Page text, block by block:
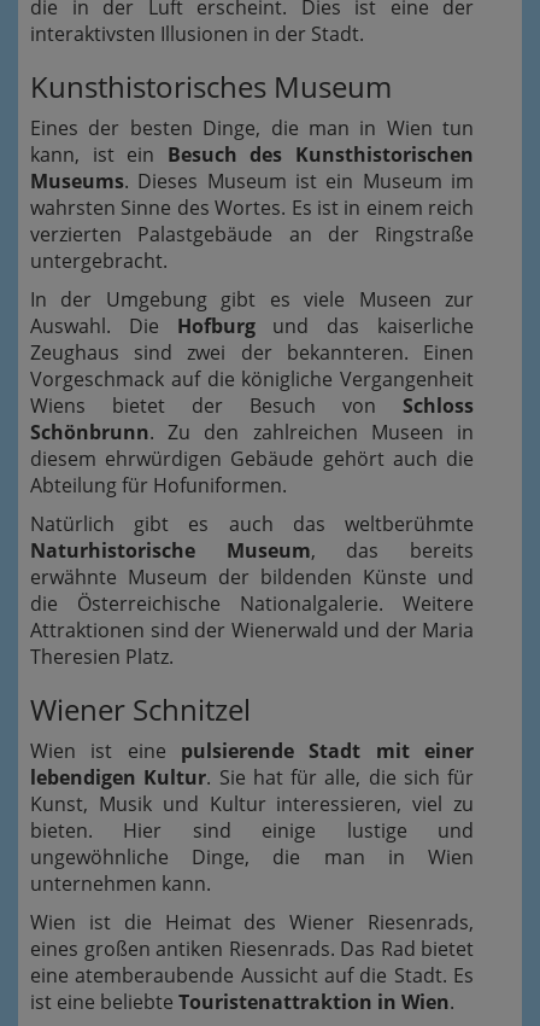
die in der Luft erscheint. Dies ist eine der
interaktivsten Illusionen in der Stadt.
Kunsthistorisches Museum
Eines der besten Dinge, die man in Wien tun
kann, ist ein Besuch des Kunsthistorischen
Museums. Dieses Museum ist ein Museum im
wahrsten Sinne des Wortes. Es ist in einem reich
verzierten Palastgebäude an der Ringstraße
untergebracht.
In der Umgebung gibt es viele Museen zur
Auswahl. Die Hofburgund das kaiserliche
Zeughaus sind zwei der bekannteren. Einen
Vorgeschmack auf die königliche Vergangenheit
Wiens bietet der Besuch von Schloss
Schönbrunn. Zu den zahlreichen Museen in
diesem ehrwürdigen Gebäude gehört auch die
Abteilung für Hofuniformen.
Natürlich gibt es auch das weltberühmte
Naturhistorische Museum, das bereits
erwähnte Museum der bildenden Künste und
die Österreichische Nationalgalerie. Weitere
Attraktionen sind der Wienerwald und der Maria
Theresien Platz.
Wiener Schnitzel
Wien ist eine pulsierende Stadt mit einer
lebendigen Kultur. Sie hat für alle, die sich für
Kunst, Musik und Kultur interessieren, viel zu
bieten. Hier sind einige lustige und
ungewöhnliche Dinge, die man in Wien
unternehmen kann.
Wien ist die Heimat des Wiener Riesenrads,
eines großen antiken Riesenrads. Das Rad bietet
eine atemberaubende Aussicht auf die Stadt. Es
ist eine beliebte Touristenattraktion in Wien.